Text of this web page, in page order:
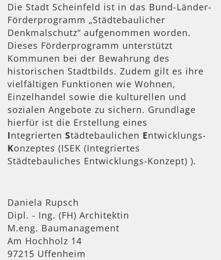
Die Stadt Scheinfeld ist in das Bund-Länder-
Förderprogramm „Städtebaulicher
Denkmalschutz“ aufgenommen worden.
Dieses Förderprogramm unterstützt
Kommunen bei der Bewahrung des
historischen Stadtbilds. Zudem gilt es ihre
vielfältigen Funktionen wie Wohnen,
Einzelhandel sowie die kulturellen und
sozialen Angebote zu sichern. Grundlage
hierfür ist die Erstellung eines
Integrierten Städtebaulichen Entwicklungs-
Konzeptes (ISEK
).
Daniela Rupsch
Dipl. - Ing. (FH) Architektin
M.eng. Baumanagement
Am Hochholz 14
97215 Uffenheim